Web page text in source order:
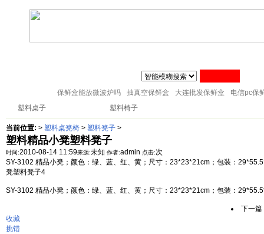
塑料整理箱 塑料储物架
保鲜盒能放微波炉吗 抽真空保鲜盒 大连批发保鲜盒
电信pc保
塑料桌子
塑料椅子
当前位置: > 塑料桌凳椅 > 塑料凳子 >
塑料精品小凳塑料凳子
时间:2010-08-14 11:59来源:未知 作者:admin 点击:次
SY-3102 精品小凳；颜色：绿、蓝、红、黄；尺寸：23*23*21cm；包装：
凳塑料凳子4
SY-3102 精品小凳；颜色：绿、蓝、红、黄；尺寸：23*23*21cm；包装：
下一篇
收藏
挑错